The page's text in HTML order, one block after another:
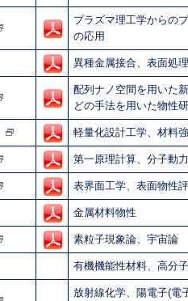
プラズマ理工学からの
の応用
異種金属接合、表面処
配列ナノ空間を用いた
どの手法を用いた物性
軽量化設計工学、材料
第一原理計算、分子動
表界面工学、表面物性
金属材料物性
素粒子現象論、宇宙論
有機機能性材料、高分
放射線化学、陽電子(電